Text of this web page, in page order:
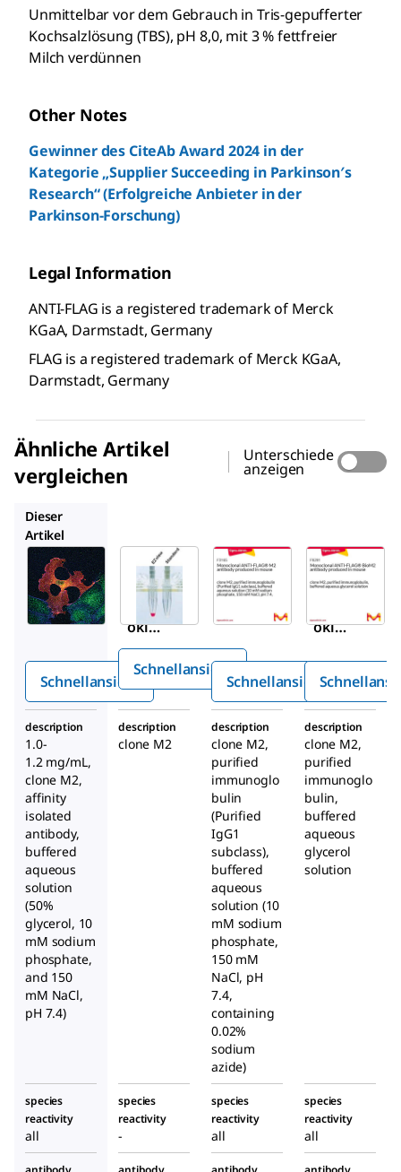
Unmittelbar vor dem Gebrauch in Tris-gepufferter
Kochsalzlösung (TBS), pH 8,0, mit 3 % fettfreier
Milch verdünnen
Other Notes
Gewinner des CiteAb Award 2024 in der
Kategorie „Supplier Succeeding in Parkinson′s
Research“ (Erfolgreiche Anbieter in der
Parkinson-Forschung)
Legal Information
ANTI-FLAG is a registered trademark of Merck
KGaA, Darmstadt, Germany
FLAG is a registered trademark of Merck KGaA,
Darmstadt, Germany
Ähnliche Artikel
vergleichen
Unterschiede
anzeigen
Dieser
Artikel
Sigma-
Aldrich
F1804
Mon
oklon
aler
ANTI-
FLAG
®M2-
Antik
örper
Schnellansicht
Millipore
F2426
EZvie
ANTI-
FLAG
M2-
Affini
tätsg
el
Schnellansicht
Sigma-
Aldrich
F3165
oklon
FLAG
®M2-
Antik
örper
in
Maus
herge
stellt
e
Schnellansicht
description
1.0-
1.2 mg/mL,
clone M2,
affinity
isolated
antibody,
buffered
aqueous
solution
(50%
glycerol, 10
mM sodium
phosphate,
and 150
mM NaCl,
pH 7.4)
description
clone M2
description
clone M2,
purified
immunoglo
bulin
(Purified
IgG1
subclass),
buffered
aqueous
solution (10
mM sodium
phosphate,
150 mM
NaCl, pH
7.4,
containing
0.02%
sodium
azide)
description
clone M2,
purified
immunoglo
bulin,
buffered
aqueous
glycerol
solution
species
reactivity
all
species
reactivity
-
species
reactivity
all
species
reactivity
all